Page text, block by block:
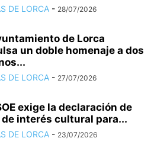
DE LORCA - 28/07/2026
de Lorca
un doble homenaje a dos
DE LORCA - 27/07/2026
exige la declaración de
de interés cultural para...
DE LORCA - 23/07/2026